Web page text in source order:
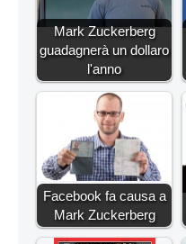
Mark Zuckerberg
guadagnerà un dollaro
l'anno
Facebook fa causa a
Mark Zuckerberg